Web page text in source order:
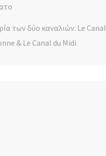
των δύο καναλιών: Le Canal
& Le Canal du Midi